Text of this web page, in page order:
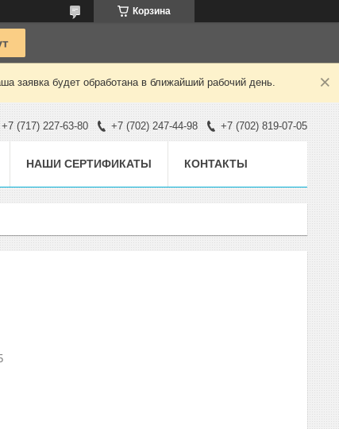
Корзина
заявка будет обработана в ближайший рабочий день.
+7 (717) 227-63-80 +7 (702) 247-44-98 +7 (702) 819-07-05
НАШИ СЕРТИФИКАТЫ КОНТАКТЫ